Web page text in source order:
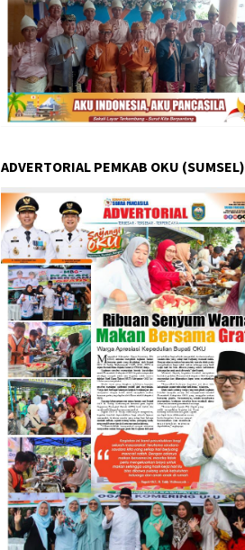
ADVERTORIAL PEMKAB OKU (SUMSEL)